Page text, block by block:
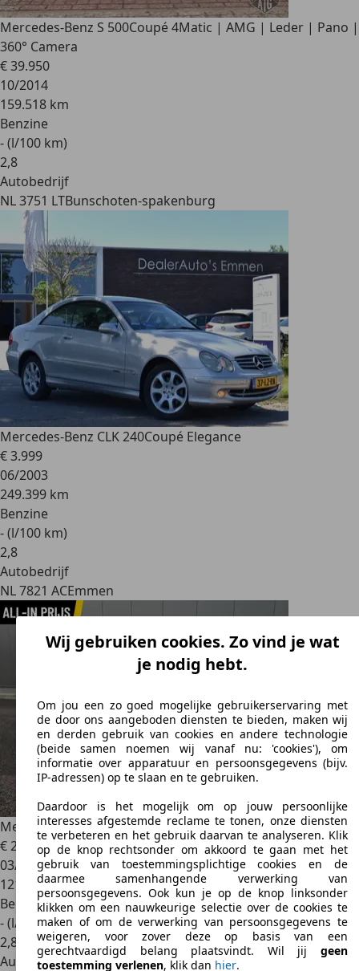
Mercedes-Benz S 500Coupé 4Matic | AMG | Leder | Pano |
360° Camera
€ 39.950
10/2014
159.518 km
Benzine
- (l/100 km)
2,8
Autobedrijf
NL 3751 LTBunschoten-spakenburg
Mercedes-Benz CLK 240Coupé Elegance
€ 3.999
06/2003
249.399 km
Benzine
- (l/100 km)
2,8
Autobedrijf
NL 7821 ACEmmen
Mercedes-Benz C 180Coupé AMG Line Premium
€ 23.440
03/2018
121.415 km
Benzine
- (l/100 km)
2,8
Autobedrijf
Wij gebruiken cookies. Zo vind je wat
je nodig hebt.
Om jou een zo goed mogelijke gebruikerservaring met
de door ons aangeboden diensten te bieden, maken wij
en derden gebruik van cookies en andere technologie
(beide samen noemen wij vanaf nu: 'cookies'), om
informatie over apparatuur en persoonsgegevens (bijv.
IP-adressen) op te slaan en te gebruiken.
Daardoor is het mogelijk om op jouw persoonlijke
interesses afgestemde reclame te tonen, onze diensten
te verbeteren en het gebruik daarvan te analyseren. Klik
op de knop rechtsonder om akkoord te gaan met het
gebruik van toestemmingsplichtige cookies en de
daarmee samenhangende verwerking van
persoonsgegevens. Ook kun je op de knop linksonder
klikken om een nauwkeurige selectie over de cookies te
maken of om de verwerking van persoonsgegevens te
weigeren, voor zover deze op basis van een
gerechtvaardigd belang plaatsvindt. Wil jij geen
toestemming verlenen, klik dan hier.